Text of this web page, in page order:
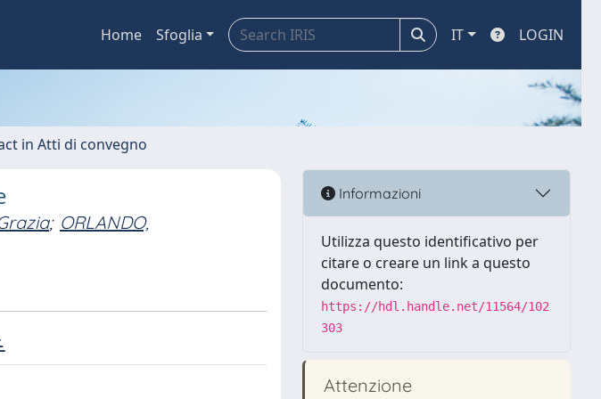
Home Sfoglia IT LOGIN
in Atti di convegno
; ORLANDO,
Informazioni
Utilizza questo identificativo per
citare o creare un link a questo
documento:
https://hdl.handle.net/11564/102
303
Attenzione